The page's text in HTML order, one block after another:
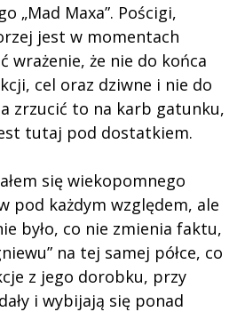
„Mad Maxa”. Pościgi,
jest w momentach
wrażenie, że nie do końca
cel oraz dziwne i nie do
zrzucić to na karb gatunku,
tutaj pod dostatkiem.
się wiekopomnego
pod każdym względem, ale
było, co nie zmienia faktu,
na tej samej półce, co
z jego dorobku, przy
i wybijają się ponad